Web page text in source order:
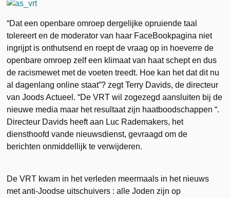
“Dat een openbare omroep dergelijke opruiende taal
tolereert en de moderator van haar FaceBookpagina niet
ingrijpt is onthutsend en roept de vraag op in hoeverre de
openbare omroep zelf een klimaat van haat schept en dus
de racismewet met de voeten treedt. Hoe kan het dat dit nu
al dagenlang online staat”? zegt Terry Davids, de directeur
van Joods Actueel. “De VRT wil zogezegd aansluiten bij de
nieuwe media maar het resultaat zijn haatboodschappen “.
Directeur Davids heeft aan Luc Rademakers, het
diensthoofd vande nieuwsdienst, gevraagd om de
berichten onmiddellijk te verwijderen.
De VRT kwam in het verleden meermaals in het nieuws
met anti-Joodse uitschuivers : alle Joden zijn op